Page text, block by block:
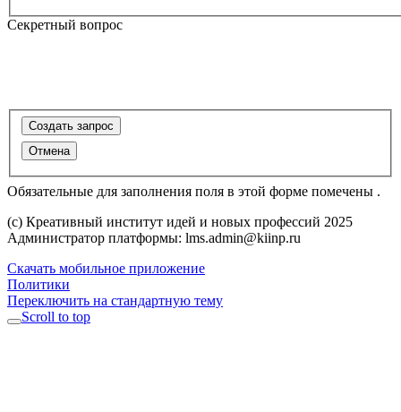
Секретный вопрос
Обязательные для заполнения поля в этой форме помечены .
(c) Креативный институт идей и новых профессий 2025
Администратор платформы: lms.admin@kiinp.ru
Скачать мобильное приложение
Политики
Переключить на стандартную тему
Scroll to top